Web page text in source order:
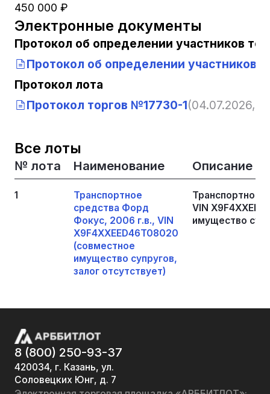
450 000 ₽
Электронные документы
Протокол об определении участников
Протокол об определении участников
Протокол лота
Протокол торгов №17730-1(04.07.2026,
Все лоты
№ лота Наименование Описание
1
Транспортное
средства Форд
Фокус, 2006 г.в., VIN
X9F4XXEED46T08020
(совместное
имущество супругов,
залог отсутствует)
Транспортное
VIN
имущество
8 (800) 250-93-37
420034, г. Казань, ул.
Соловецких Юнг, д. 7